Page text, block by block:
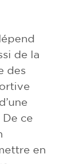
de la
des
ce
en